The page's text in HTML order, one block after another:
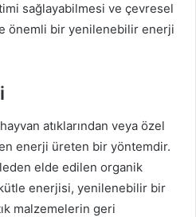
sağlayabilmesi ve çevresel
önemli bir yenilenebilir enerji
atıklarından veya özel
enerji üreten bir yöntemdir.
elde edilen organik
enerjisi, yenilenebilir bir
malzemelerin geri